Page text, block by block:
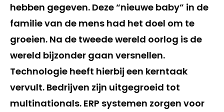
hebben gegeven. Deze “nieuwe baby” in de
familie van de mens had het doel om te
groeien. Na de tweede wereld oorlog is de
wereld bijzonder gaan versnellen.
Technologie heeft hierbij een kerntaak
vervult. Bedrijven zijn uitgegroeid tot
multinationals. ERP systemen zorgen voor